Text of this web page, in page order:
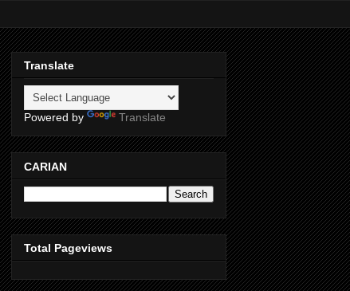
Translate
Powered by Translate
CARIAN
Total Pageviews